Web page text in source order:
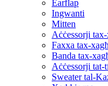
Earflap
Ingwanti
Mitten
Aċċessorji
Faxxa tax-
Banda tax-
Aċċessorji tat-
Sweater tal-